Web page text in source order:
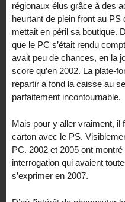
régionaux élus grâce à des
heurtant de plein front au
mettait en péril sa boutique.
que le PC s’était rendu
avait peu de chances, en la
score qu’en 2002. La plate-
repartir à fond la caisse au
parfaitement incontournable.
Mais pour y aller vraiment, il
carton avec le PS.
PC. 2002 et 2005 ont
interrogation qui avaient
s’exprimer en 2007.